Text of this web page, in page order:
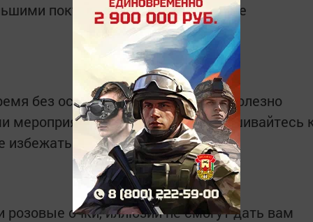
покупками, на ваш бюджет не
без особых беспокойств, вам полезно
мероприятиями. Вечером прислушивайтесь
осложнений.
розовые очки, иллюзии не смогут дать вам